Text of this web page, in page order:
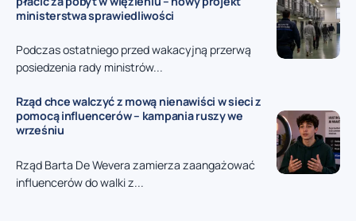
ministerstwa sprawiedliwości
Podczas ostatniego przed wakacyjną przerwą
posiedzenia rady ministrów...
Rząd chce walczyć z mową nienawiści w sieci z
pomocą influencerów – kampania ruszy we
wrześniu
Rząd Barta De Wevera zamierza zaangażować
influencerów do walki z...